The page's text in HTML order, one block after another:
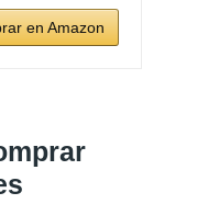
en Amazon